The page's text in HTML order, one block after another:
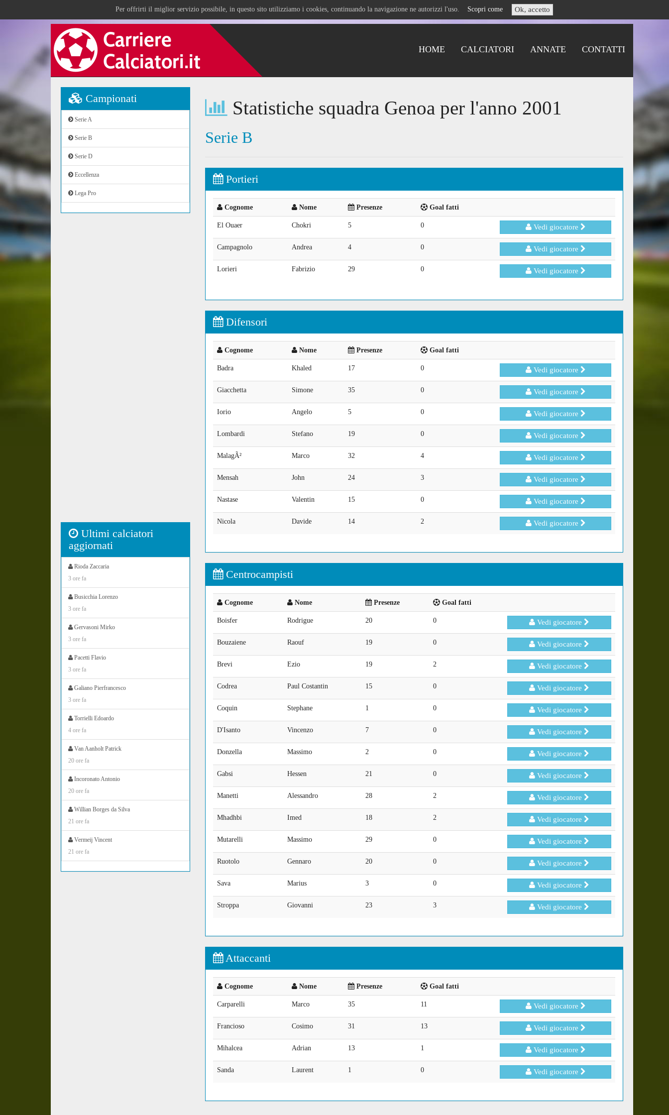
Per offrirti il miglior servizio possibile, in questo sito utilizziamo i cookies, continuando la navigazione ne autorizzi l'uso. Scopri come Ok, accetto
HOME CALCIATORI ANNATE CONTATTI
Campionati
Serie A
Serie B
Serie D
Eccellenza
Lega Pro
Ultimi calciatori
aggiornati
Rioda Zaccaria
3 ore fa
Busicchia Lorenzo
3 ore fa
Gervasoni Mirko
3 ore fa
Pacetti Flavio
3 ore fa
Galiano Pierfrancesco
3 ore fa
Torrielli Edoardo
4 ore fa
Van Aanholt Patrick
20 ore fa
Incoronato Antonio
20 ore fa
Willian Borges da Silva
21 ore fa
Vermeij Vincent
21 ore fa
Statistiche squadra Genoa per l'anno 2001
Serie B
Portieri
Cognome Nome Presenze Goal fatti
El Ouaer Chokri 5 0 Vedi giocatore
Campagnolo Andrea 4 0 Vedi giocatore
Lorieri Fabrizio 29 0 Vedi giocatore
Difensori
Cognome Nome Presenze Goal fatti
Badra Khaled 17 0 Vedi giocatore
Giacchetta Simone 35 0 Vedi giocatore
Iorio Angelo 5 0 Vedi giocatore
Lombardi Stefano 19 0 Vedi giocatore
MalagÃ² Marco 32 4 Vedi giocatore
Mensah John 24 3 Vedi giocatore
Nastase Valentin 15 0 Vedi giocatore
Nicola Davide 14 2 Vedi giocatore
Centrocampisti
Cognome Nome Presenze Goal fatti
Boisfer Rodrigue 20 0 Vedi giocatore
Bouzaiene Raouf 19 0 Vedi giocatore
Brevi Ezio 19 2 Vedi giocatore
Codrea Paul Costantin 15 0 Vedi giocatore
Coquin Stephane 1 0 Vedi giocatore
D'Isanto Vincenzo 7 0 Vedi giocatore
Donzella Massimo 2 0 Vedi giocatore
Gabsi Hessen 21 0 Vedi giocatore
Manetti Alessandro 28 2 Vedi giocatore
Mhadhbi Imed 18 2 Vedi giocatore
Mutarelli Massimo 29 0 Vedi giocatore
Ruotolo Gennaro 20 0 Vedi giocatore
Sava Marius 3 0 Vedi giocatore
Stroppa Giovanni 23 3 Vedi giocatore
Attaccanti
Cognome Nome Presenze Goal fatti
Carparelli Marco 35 11 Vedi giocatore
Francioso Cosimo 31 13 Vedi giocatore
Mihalcea Adrian 13 1 Vedi giocatore
Sanda Laurent 1 0 Vedi giocatore